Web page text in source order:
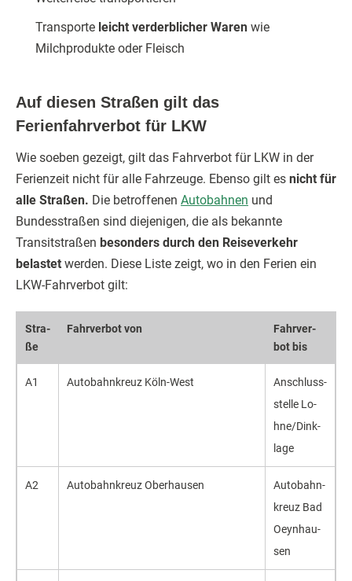
Transporte leicht verderblicher Waren wie
Milchprodukte oder Fleisch
Auf diesen Straßen gilt das
Ferienfahrverbot für LKW
Wie soeben gezeigt, gilt das Fahrverbot für LKW in der
Ferienzeit nicht für alle Fahrzeuge. Ebenso gilt es nicht für
alle Straßen. Die betroffenen Autobahnen und
Bundesstraßen sind diejenigen, die als bekannte
Transitstraßen besonders durch den Reiseverkehr
belastet werden. Diese Liste zeigt, wo in den Ferien ein
LKW-Fahrverbot gilt:
Stra­
ße
Fahr­ver­bot von
Fahr­ver­
bot bis
A1 Auto­bahn­kreuz Köln-West
An­schluss­
stel­le Lo­
hne/Dink­
lage
A2 Auto­bahn­kreuz Ober­hau­sen
Auto­bahn­
kreuz Bad
Oeyn­hau­
sen